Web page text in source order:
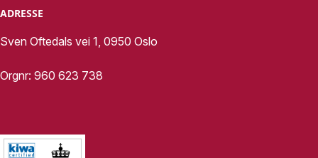
ADRESSE
Sven Oftedals vei 1, 0950 Oslo
Orgnr: 960 623 738